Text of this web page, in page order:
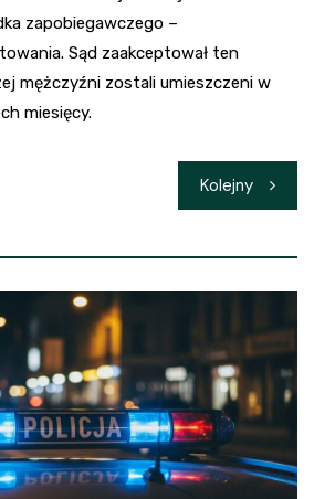
zapobiegawczego –
Sąd zaakceptował ten
mężczyźni zostali umieszczeni w
miesięcy.
Kolejny